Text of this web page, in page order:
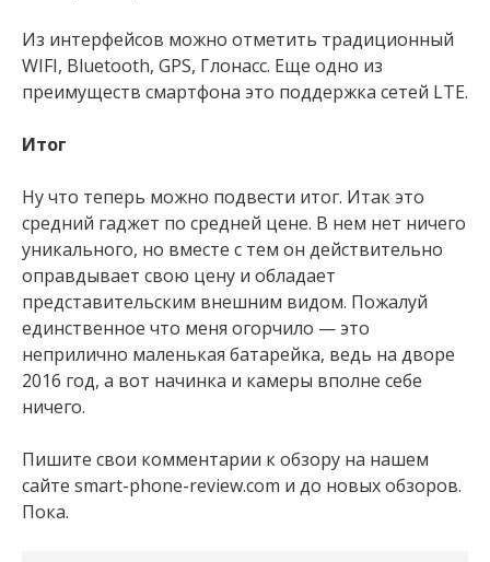
Из интерфейсов можно отметить традиционный
WIFI, Bluetooth, GPS, Глонасс. Еще одно из
преимуществ смартфона это поддержка сетей LTE.
Итог
Ну что теперь можно подвести итог. Итак это
средний гаджет по средней цене. В нем нет ничего
уникального, но вместе с тем он действительно
оправдывает свою цену и обладает
представительским внешним видом. Пожалуй
единственное что меня огорчило — это
неприлично маленькая батарейка, ведь на дворе
2016 год, а вот начинка и камеры вполне себе
ничего.
Пишите свои комментарии к обзору на нашем
сайте smart-phone-review.com и до новых обзоров.
Пока.